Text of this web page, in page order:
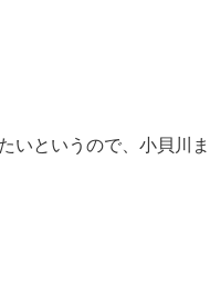
いというので、小貝川